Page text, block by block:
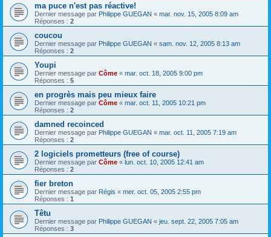
ma puce n'est pas réactive!
Dernier message par Philippe GUEGAN « mar. nov. 15, 2005 8:09 am
Réponses : 2
coucou
Dernier message par Philippe GUEGAN « sam. nov. 12, 2005 8:13 am
Réponses : 2
Youpi
Dernier message par Côme « mar. oct. 18, 2005 9:00 pm
Réponses : 5
en progrès mais peu mieux faire
Dernier message par Côme « mar. oct. 11, 2005 10:21 pm
Réponses : 2
damned recoinced
Dernier message par Philippe GUEGAN « mar. oct. 11, 2005 7:19 am
Réponses : 2
2 logiciels prometteurs (free of course)
Dernier message par Côme « lun. oct. 10, 2005 12:41 am
Réponses : 2
fier breton
Dernier message par Régis « mer. oct. 05, 2005 2:55 pm
Réponses : 1
Têtu
Dernier message par Philippe GUEGAN « jeu. sept. 22, 2005 7:05 am
Réponses : 3